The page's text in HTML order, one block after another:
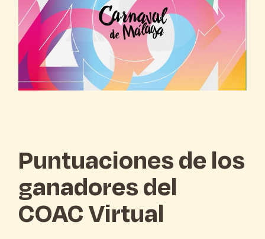
Puntuaciones de los
ganadores del
COAC Virtual